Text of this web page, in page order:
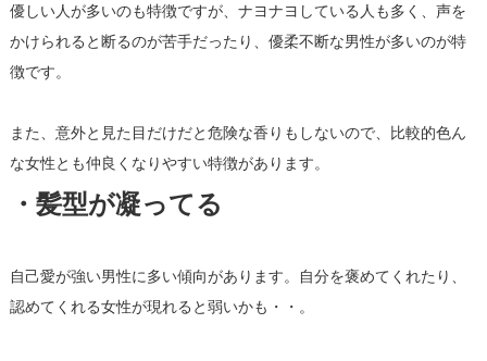
優しい人が多いのも特徴ですが、ナヨナヨしている人も多く、 声を
かけられると断るのが苦手だったり、 優柔不断な男性が多いのが特
徴です。
また、意外と見た目だけだと危険な香りもしないので、 比較的色ん
な女性とも仲良くなりやすい特徴があります。
・髪型が凝ってる
自己愛が強い男性に多い傾向があります。自分を褒めてくれたり、
認めてくれる女性が現れると弱いかも・・。